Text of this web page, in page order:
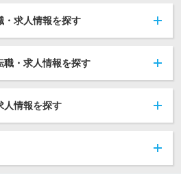
・求人情報を探す
職・求人情報を探す
人情報を探す